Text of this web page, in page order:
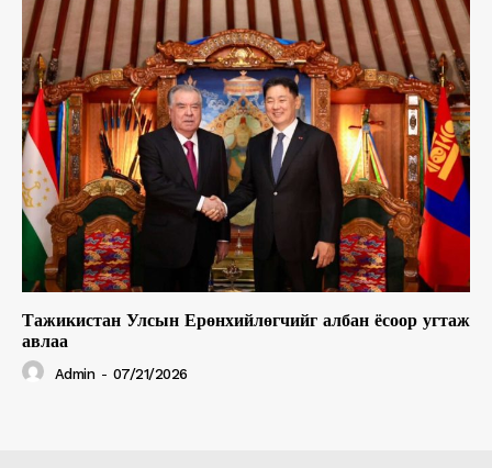
Тажикистан Улсын Ерөнхийлөгчийг албан ёсоор угтаж
авлаа
Admin - 07/21/2026